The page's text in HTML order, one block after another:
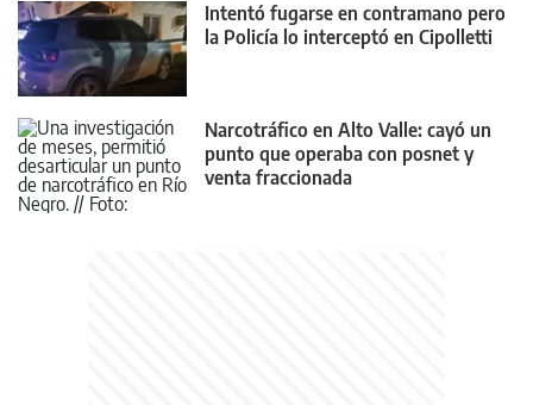
Intentó fugarse en contramano pero
la Policía lo interceptó en Cipolletti
Narcotráfico en Alto Valle: cayó un
punto que operaba con posnet y
venta fraccionada